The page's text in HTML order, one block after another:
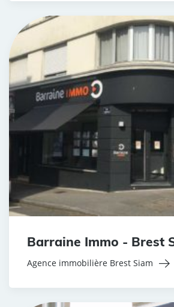
Barraine Immo - Brest
Agence immobilière Brest Siam